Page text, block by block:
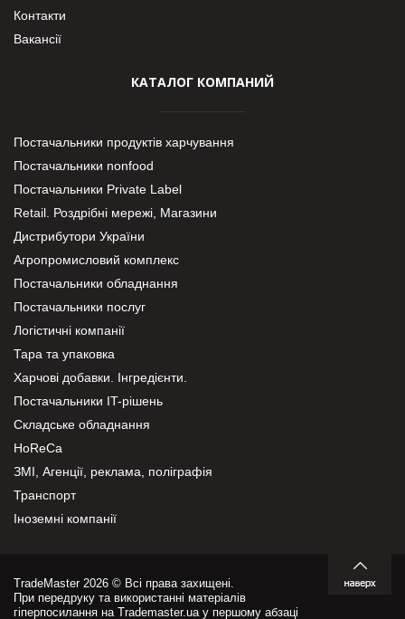
Контакти
Вакансії
КАТАЛОГ КОМПАНИЙ
Постачальники продуктів харчування
Постачальники nonfood
Постачальники Private Label
Retail. Роздрібні мережі, Магазини
Дистрибутори України
Агропромисловий комплекс
Постачальники обладнання
Постачальники послуг
Логістичні компанії
Тара та упаковка
Харчові добавки. Інгредієнти.
Постачальники IT-рішень
Складське обладнання
HoReCa
ЗМІ, Агенції, реклама, поліграфія
Транспорт
Іноземні компанії
TradeMaster 2026 © Всі права захищені.
При передруку та використанні матеріалів
гіперпосилання на Trademaster.ua у першому абзаці